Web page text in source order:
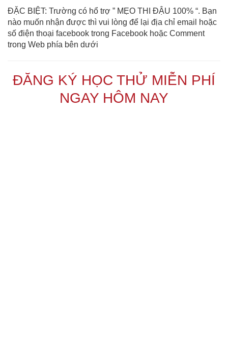
ĐẶC BIỆT: Trường có hổ trợ ” MẸO THI ĐẬU 100% “. Bạn
nào muốn nhận được thì vui lòng để lại địa chỉ email hoặc
số điện thoại facebook trong Facebook hoặc Comment
trong Web phía bên dưới
ĐĂNG KÝ HỌC THỬ MIỄN PHÍ
NGAY HÔM NAY